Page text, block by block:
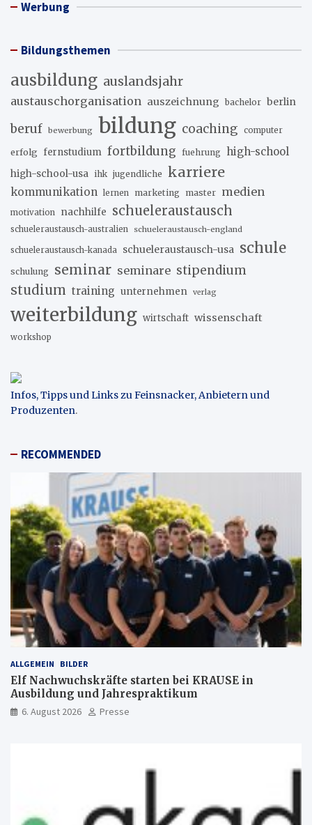
Werbung
Bildungsthemen
ausbildung auslandsjahr
austauschorganisation auszeichnung bachelor berlin
beruf bewerbung bildung coaching computer
erfolg fernstudium fortbildung fuehrung high-school
high-school-usa ihk jugendliche karriere
kommunikation lernen marketing master medien
motivation nachhilfe schueleraustausch
schueleraustausch-australien schueleraustausch-england
schueleraustausch-kanada schueleraustausch-usa schule
schulung seminar seminare stipendium
studium training unternehmen verlag
weiterbildung wirtschaft wissenschaft
workshop
Infos, Tipps und Links zu Feinsnacker, Anbietern und
Produzenten.
RECOMMENDED
ALLGEMEIN BILDER
Elf Nachwuchskräfte starten bei KRAUSE in
Ausbildung und Jahrespraktikum
6. August 2026 Presse